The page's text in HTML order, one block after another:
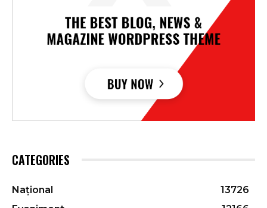
CATEGORIES
Național
13726